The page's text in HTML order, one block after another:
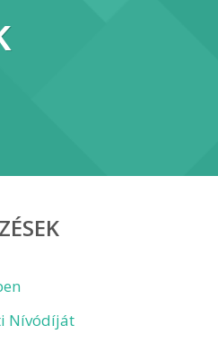
Nívódíját